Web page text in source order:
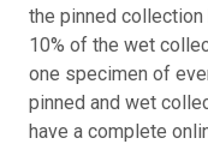
the pinned
10% of the wet
one specimen of
pinned and wet
have a complete